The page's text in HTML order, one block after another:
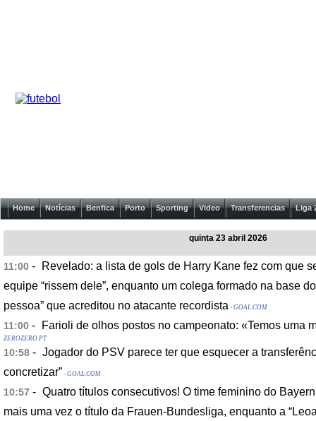
Home Notícias Benfica Porto Sporting Video Transferencias Liga
quinta 23 abril 2026
11:00 - Revelado: a lista de gols de Harry Kane fez com que
equipe “rissem dele”, enquanto um colega formado na base
pessoa” que acreditou no atacante recordista - GOAL.COM
11:00 - Farioli de olhos postos no campeonato: «Temos uma
ZEROZERO.PT
10:58 - Jogador do PSV parece ter que esquecer a
concretizar” - GOAL.COM
10:57 - Quatro títulos consecutivos! O time feminino do
mais uma vez o título da Frauen-Bundesliga, enquanto a